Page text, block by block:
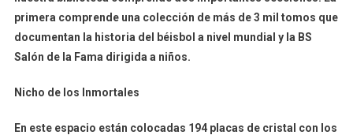
primera comprende una colección de más de 3 mil tomos que
documentan la historia del béisbol a nivel mundial y la BS
Salón de la Fama dirigida a niños.
Nicho de los Inmortales
En este espacio están colocadas 194 placas de cristal con los